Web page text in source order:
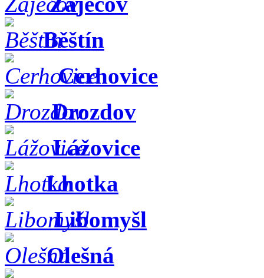
Běštín
Cerhovice
Drozdov
Lážovice
Lhotka
Libomyšl
Olešná